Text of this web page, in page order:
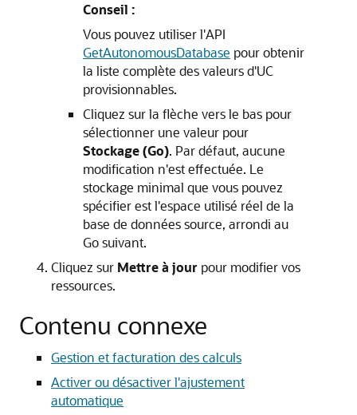
Conseil :
Vous pouvez utiliser l'API
GetAutonomousDatabase pour obtenir
la liste complète des valeurs d'UC
provisionnables.
Cliquez sur la flèche vers le bas pour
sélectionner une valeur pour
Stockage (Go). Par défaut, aucune
modification n'est effectuée. Le
stockage minimal que vous pouvez
spécifier est l'espace utilisé réel de la
base de données source, arrondi au
Go suivant.
Cliquez sur Mettre à jour pour modifier vos
ressources.
Contenu connexe
Gestion et facturation des calculs
Activer ou désactiver l'ajustement
automatique